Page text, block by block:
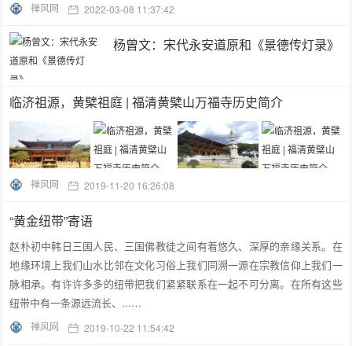
禅风网 2022-03-08 11:37:42
杨曾文：宋代永安道原和《景德传灯录》
临济祖源，黄檗祖庭 | 福清黄檗山万福寺历史简介
禅风网 2019-11-20 16:26:08
“黄金纽带”寄语
赵朴初中韩日三国人民、三国佛教徒之间有着悠久、深厚的亲缘关系。在
地缘环境上我们山水比邻在文化习俗上我们同溯一源在宗教信仰上我们一
脉相承。有许许多多的纽带把我们紧紧联系在一起不可分离。在所有这些
纽带中有一条源远流长、...…
禅风网 2019-10-22 11:54:42